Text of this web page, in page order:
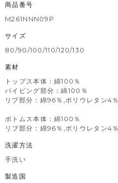
商品番号
M261NNN09P
サイズ
80/90/100/110/120/130
素材
トップス本体：綿100％
パイピング部分：綿100％
リブ部分：綿96％,ポリウレタン4％
ボトムス本体：綿100％
リブ部分：綿96％,ポリウレタン4％
洗濯方法
手洗い
製造国